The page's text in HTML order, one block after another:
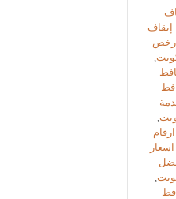
إيقاف
ارقام
اسعار
,